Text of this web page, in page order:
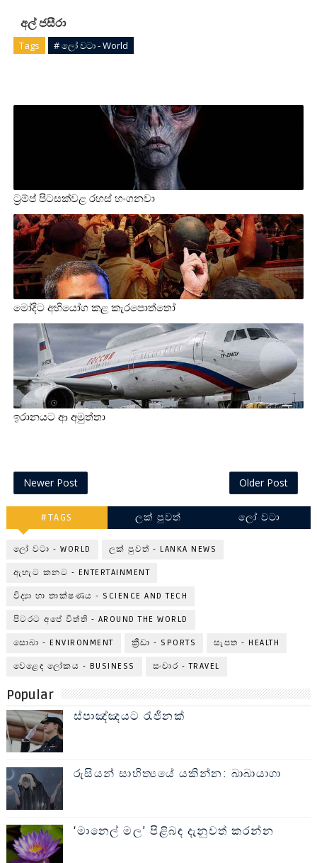
අල් ජසීරා
Tags # ලෝ වටා - World
ට්‍රම්ප් පිටසක්වළ රහස් හංගනවා
මෝදිට අභියෝග කළ කැරපොත්තෝ
ඉරානයට ආ අමුත්තා
Newer Post Older Post
#TAGS ලක් පුවත් ලෝ වටා
ලෝ වටා - WORLD ලක් පුවත් - LANKA NEWS
ඇහැට කනට - ENTERTAINMENT
විද්‍යා හා තාක්ෂණය - SCIENCE AND TECH
පිටරට අපේ විත්ති - AROUND THE WORLD
සොබා - ENVIRONMENT ක්‍රීඩා - SPORTS සැපත - HEALTH
වෙළෙඳ ලෝකය - BUSINESS සංචාර - TRAVEL
Popular
ස්පාඤ්ඤයට රැජිනක්
රුසියන් සාහිත්‍යයේ යකින්න: බාබායාගා
‘මානෙල් මල’ පිළිබඳ දැනුවත් කරන්න